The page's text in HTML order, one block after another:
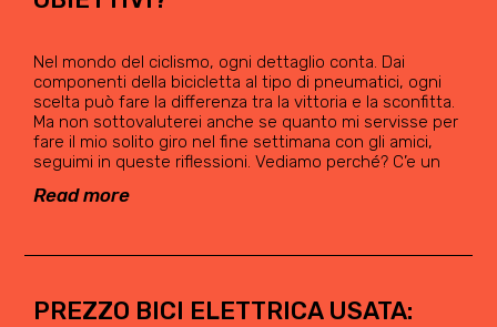
Nel mondo del ciclismo, ogni dettaglio conta. Dai
componenti della bicicletta al tipo di pneumatici, ogni
scelta può fare la differenza tra la vittoria e la sconfitta.
Ma non sottovaluterei anche se quanto mi servisse per
fare il mio solito giro nel fine settimana con gli amici,
seguimi in queste riflessioni. Vediamo perché? C’e un
Read more
PREZZO BICI ELETTRICA USATA: